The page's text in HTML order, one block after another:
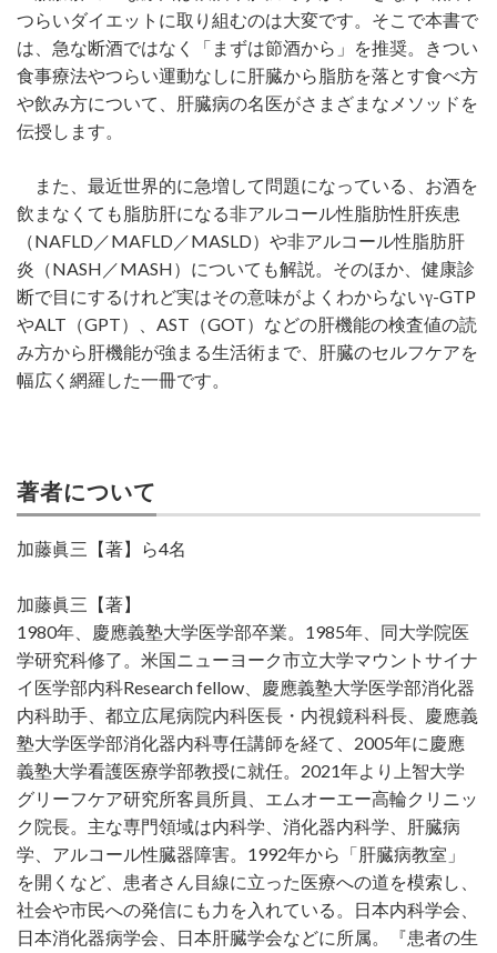
つらいダイエットに取り組むのは大変です。そこで本書で
は、急な断酒ではなく「まずは節酒から」を推奨。きつい
食事療法やつらい運動なしに肝臓から脂肪を落とす食べ方
や飲み方について、肝臓病の名医がさまざまなメソッドを
伝授します。
また、最近世界的に急増して問題になっている、お酒を
飲まなくても脂肪肝になる非アルコール性脂肪性肝疾患
（NAFLD／MAFLD／MASLD）や非アルコール性脂肪肝
炎（NASH／MASH）についても解説。そのほか、健康診
断で目にするけれど実はその意味がよくわからないγ-GTP
やALT（GPT）、AST（GOT）などの肝機能の検査値の読
み方から肝機能が強まる生活術まで、肝臓のセルフケアを
幅広く網羅した一冊です。
著者について
加藤眞三【著】ら4名
加藤眞三【著】
1980年、慶應義塾大学医学部卒業。1985年、同大学院医
学研究科修了。米国ニューヨーク市立大学マウントサイナ
イ医学部内科Research fellow、慶應義塾大学医学部消化器
内科助手、都立広尾病院内科医長・内視鏡科科長、慶應義
塾大学医学部消化器内科専任講師を経て、2005年に慶應
義塾大学看護医療学部教授に就任。2021年より上智大学
グリーフケア研究所客員所員、エムオーエー高輪クリニッ
ク院長。主な専門領域は内科学、消化器内科学、肝臓病
学、アルコール性臓器障害。1992年から「肝臓病教室」
を開くなど、患者さん目線に立った医療への道を模索し、
社会や市民への発信にも力を入れている。日本内科学会、
日本消化器病学会、日本肝臓学会などに所属。『患者の生